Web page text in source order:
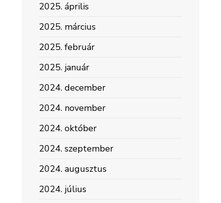
2025. április
2025. március
2025. február
2025. január
2024. december
2024. november
2024. október
2024. szeptember
2024. augusztus
2024. július